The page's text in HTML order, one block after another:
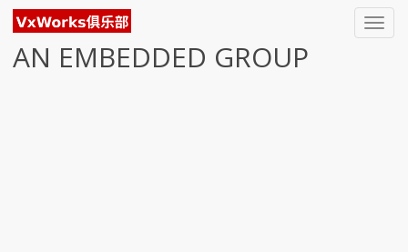
AN EMBEDDED GROUP